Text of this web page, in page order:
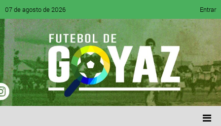
07 de agosto de 2026 Entrar